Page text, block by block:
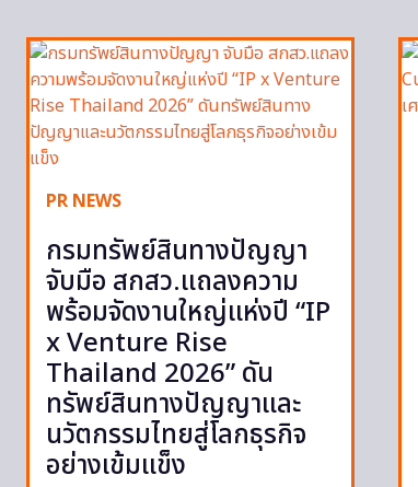
PR NEWS
กรมทรัพย์สินทางปัญญา
จับมือ สกสว.แถลงความ
พร้อมจัดงานใหญ่แห่งปี “IP
x Venture Rise
Thailand 2026” ดัน
ทรัพย์สินทางปัญญาและ
นวัตกรรมไทยสู่โลกธุรกิจ
อย่างเข้มแข็ง